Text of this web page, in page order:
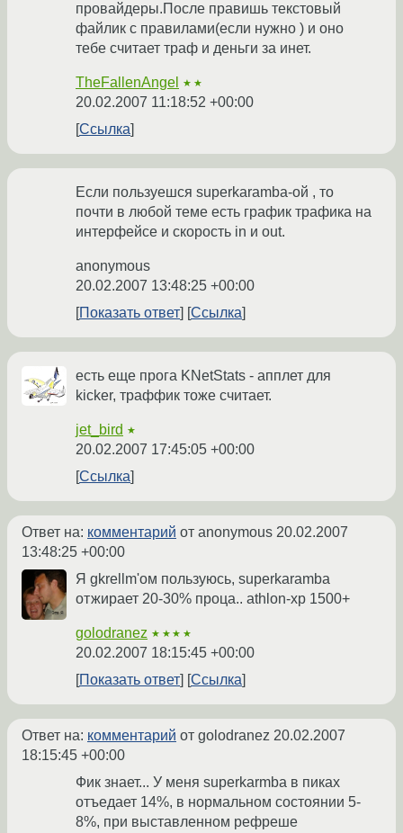
провайдеры.После правишь текстовый
файлик с правилами(если нужно ) и оно
тебе считает траф и деньги за инет.
TheFallenAngel ★★
20.02.2007 11:18:52 +00:00
Ссылка
Если пользуешся superkaramba-ой , то
почти в любой теме есть график трафика на
интерфейсе и скорость in и out.
anonymous
20.02.2007 13:48:25 +00:00
Показать ответ
Ссылка
есть еще прога KNetStats - апплет для
kicker, траффик тоже считает.
jet_bird ★
20.02.2007 17:45:05 +00:00
Ссылка
Ответ на: комментарий от anonymous 20.02.2007
13:48:25 +00:00
Я gkrellm'ом пользуюсь, superkaramba
отжирает 20-30% проца.. athlon-xp 1500+
golodranez ★★★★
20.02.2007 18:15:45 +00:00
Показать ответ
Ссылка
Ответ на: комментарий от golodranez 20.02.2007
18:15:45 +00:00
Фик знает... У меня superkarmba в пиках
отъедает 14%, в нормальном состоянии 5-
8%, при выставленном рефреше